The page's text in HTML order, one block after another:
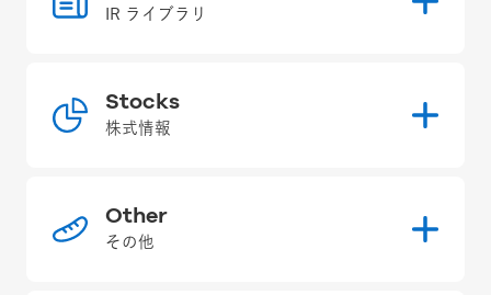
IR ライブラリ
Stocks
株式情報
Other
その他